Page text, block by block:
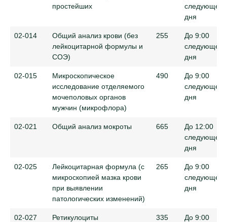
простейших
следующего
дня
02-014
Общий анализ крови (без
лейкоцитарной формулы и
СОЭ)
255
До 9:00
следующего
дня
02-015
Микроскопическое
исследование отделяемого
мочеполовых органов
мужчин (микрофлора)
490
До 9:00
следующего
дня
02-021 Общий анализ мокроты 665
До 12:00
следующего
дня
02-025
Лейкоцитарная формула (с
микроскопией мазка крови
при выявлении
патологических изменений)
265
До 9:00
следующего
дня
02-027 Ретикулоциты 335
До 9:00